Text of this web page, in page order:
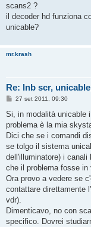
i
o
scans2 ?
il decoder hd funziona
unicable?
mr.krash
Re: lnb scr,
M
s
a
g
i
o
27 set 2011, 09:30
Si, in modalità unicable
problema è la mia
Dici che se i comandi
se tolgo il sistema
dell'illuminatore) i canali
che il problema fosse in
Ora provo a vedere se
contattare direttamente
vdr).
Dimenticavo, no con
specifico. Dovrei